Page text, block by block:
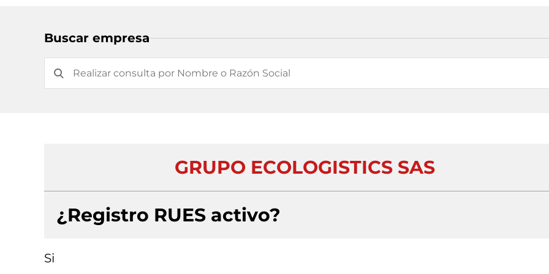
Buscar empresa
GRUPO ECOLOGISTICS SAS
¿Registro RUES activo?
Si